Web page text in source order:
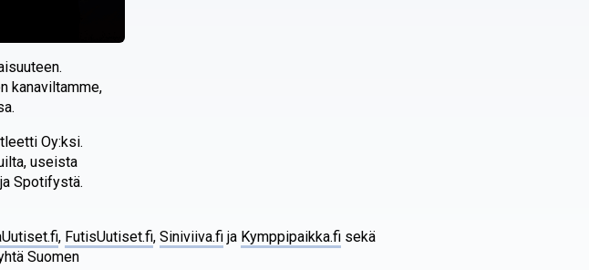
kanaviltamme,
Oy:ksi.
useista
Spotifystä.
, FutisUutiset.fi,Siniviiva.fi ja Kymppipaikka.fi sekä
Suomen